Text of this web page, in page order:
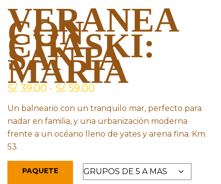
VERANEA
CON
CHASKI:
SANTA
MARIA
S/. 39.00 - S/. 59.00
Un balneario con un tranquilo mar, perfecto para
nadar en familia, y una urbanización moderna
frente a un océano lleno de yates y arena fina. Km.
53.
PAQUETE